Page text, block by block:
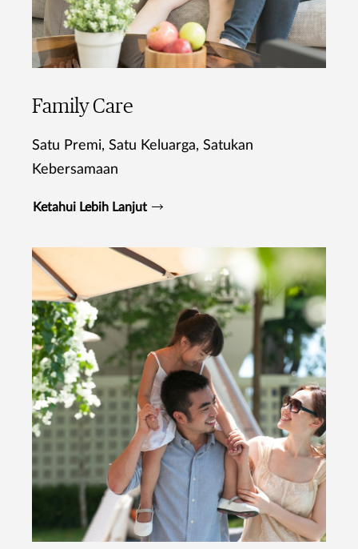
Family Care
Satu Premi, Satu Keluarga, Satukan
Kebersamaan
Ketahui Lebih Lanjut